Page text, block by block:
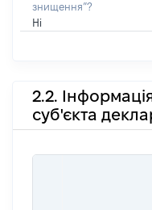
знищення”?
Ні
2.2.
суб'єкта